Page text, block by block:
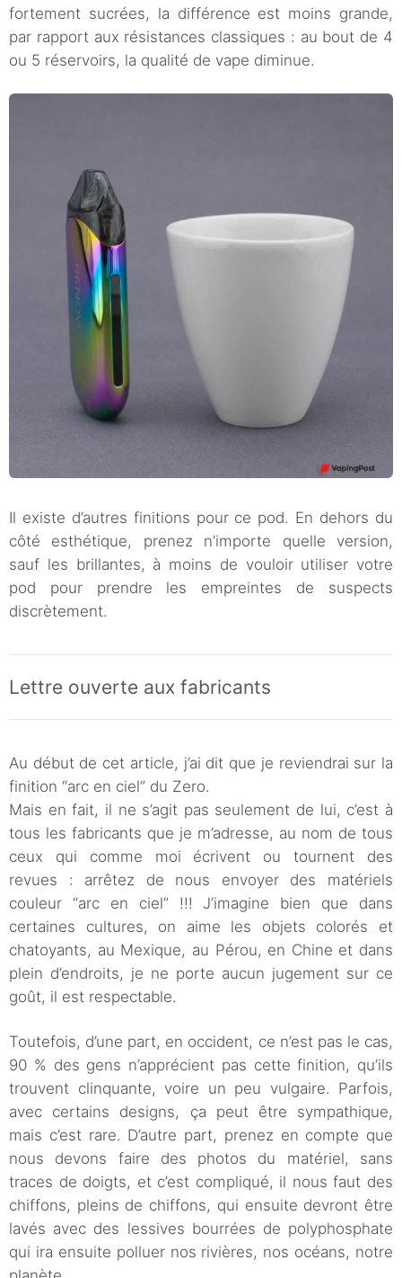
fortement sucrées, la différence est moins grande,
par rapport aux résistances classiques : au bout de 4
ou 5 réservoirs, la qualité de vape diminue.
Il existe d’autres finitions pour ce pod. En dehors du
côté esthétique, prenez n’importe quelle version,
sauf les brillantes, à moins de vouloir utiliser votre
pod pour prendre les empreintes de suspects
discrètement.
Lettre ouverte aux fabricants
Au début de cet article, j’ai dit que je reviendrai sur la
finition “arc en ciel” du Zero.
Mais en fait, il ne s’agit pas seulement de lui, c’est à
tous les fabricants que je m’adresse, au nom de tous
ceux qui comme moi écrivent ou tournent des
revues : arrêtez de nous envoyer des matériels
couleur “arc en ciel” !!! J’imagine bien que dans
certaines cultures, on aime les objets colorés et
chatoyants, au Mexique, au Pérou, en Chine et dans
plein d’endroits, je ne porte aucun jugement sur ce
goût, il est respectable.
Toutefois, d’une part, en occident, ce n’est pas le cas,
90 % des gens n’apprécient pas cette finition, qu’ils
trouvent clinquante, voire un peu vulgaire. Parfois,
avec certains designs, ça peut être sympathique,
mais c’est rare. D’autre part, prenez en compte que
nous devons faire des photos du matériel, sans
traces de doigts, et c’est compliqué, il nous faut des
chiffons, pleins de chiffons, qui ensuite devront être
lavés avec des lessives bourrées de polyphosphate
qui ira ensuite polluer nos rivières, nos océans, notre